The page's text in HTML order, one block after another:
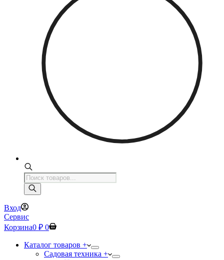
Поиск
товаров
Вход
Сервис
Корзина0 ₽ 0
Каталог товаров +
Садовая техника +